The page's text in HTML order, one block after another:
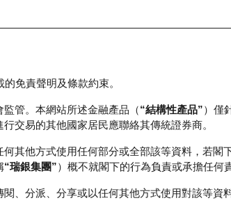
輪證教室
免責聲明及條款約束。
管。本網站所述金融產品（“結構性產品”）僅
交易的其他國家居民應聯絡其傳統證券商。
其他方式使用任何部分或全部該等資料，若閣
“瑞銀集團”）概不就閣下的行為負責或承擔任何
、分派、分享或以任何其他方式使用對該等資